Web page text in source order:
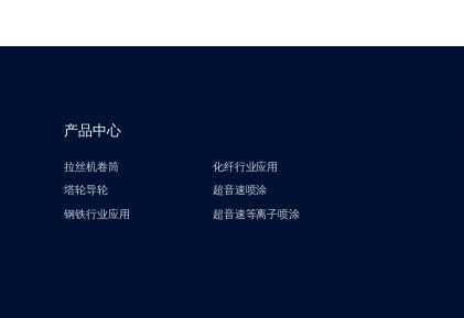
产品中心
拉丝机卷筒
塔轮导轮
钢铁行业应用
化纤行业应用
超音速喷涂
超音速等离子喷涂